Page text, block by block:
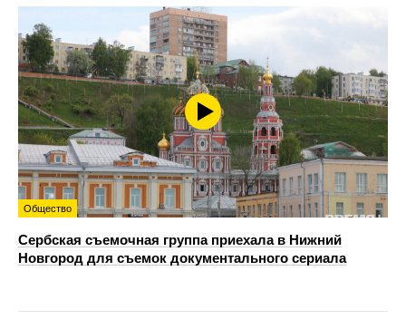
Общество
Сербская съемочная группа приехала в Нижний
Новгород для съемок документального сериала